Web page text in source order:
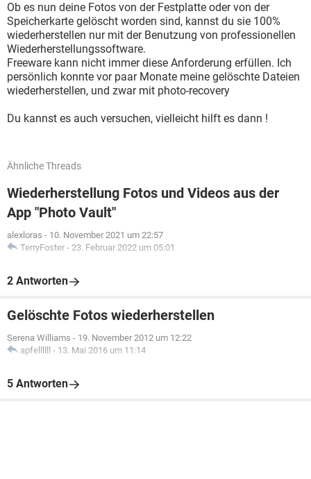
Ob es nun deine Fotos von der Festplatte oder von der
Speicherkarte gelöscht worden sind, kannst du sie 100%
wiederherstellen nur mit der Benutzung von professionellen
Wiederherstellungssoftware.
Freeware kann nicht immer diese Anforderung erfüllen. Ich
persönlich konnte vor paar Monate meine gelöschte Dateien
wiederherstellen, und zwar mit photo-recovery
Du kannst es auch versuchen, vielleicht hilft es dann !
Ähnliche Threads
Wiederherstellung Fotos und Videos aus der
App "Photo Vault"
alexloras - 10. November 2021 um 22:57
TerryFoster - 23. Februar 2022 um 05:01
2 Antworten
Gelöschte Fotos wiederherstellen
Serena Williams - 19. November 2012 um 12:22
apfellllll - 13. Mai 2016 um 11:14
5 Antworten